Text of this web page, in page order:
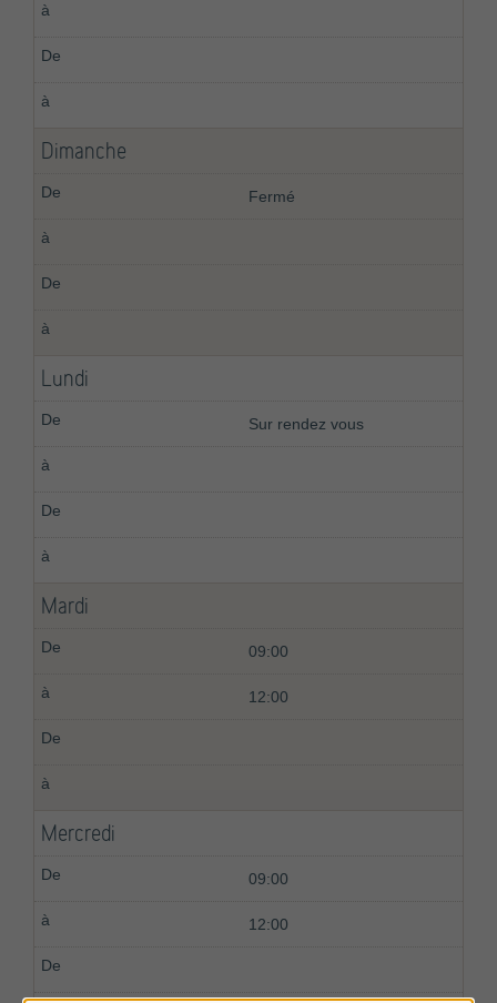
Dimanche
Fermé
Lundi
Sur rendez vous
Mardi
09:00
12:00
Mercredi
09:00
12:00